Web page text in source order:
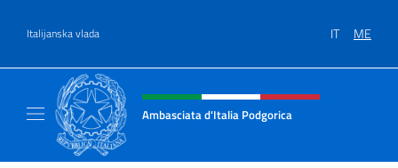
Italijanska vlada IT ME
Header, social and menu of site
Ambasciata d'Italia Podgorica